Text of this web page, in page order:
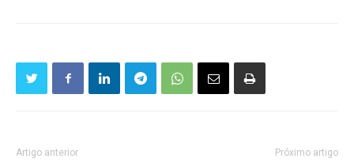
Artigo anterior Próximo artigo